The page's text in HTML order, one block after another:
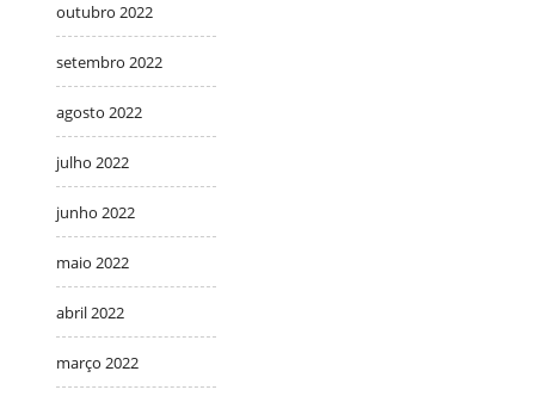
outubro 2022
setembro 2022
agosto 2022
julho 2022
junho 2022
maio 2022
abril 2022
março 2022